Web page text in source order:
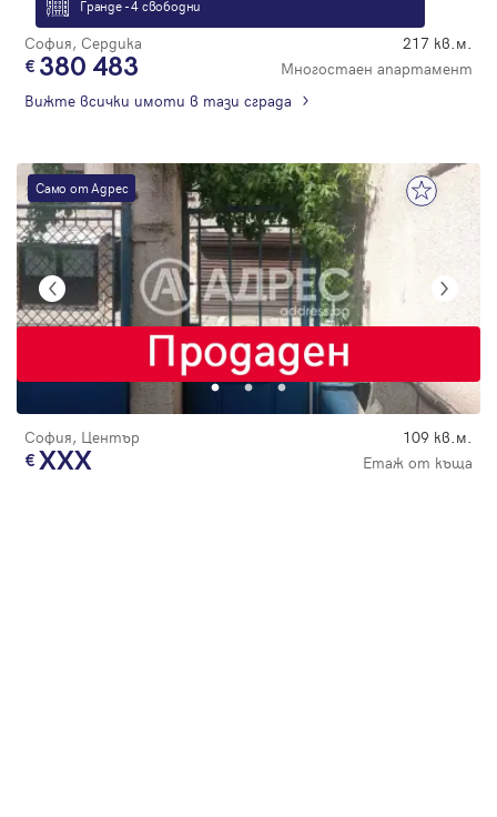
Гранде - 4 свободни
София, Сердика 217 кв.м.
380 483
Многостаен апартамент
Вижте всички имоти в тази сграда
Само от Адрес
София, Център 109 кв.м.
XXX Етаж от къща